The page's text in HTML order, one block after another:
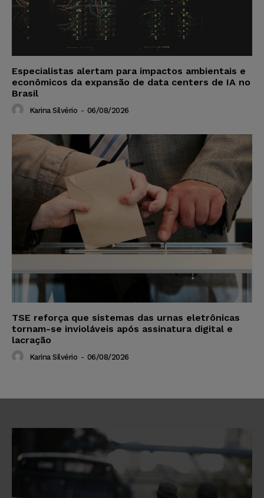
Especialistas alertam para impactos ambientais e
econômicos da expansão de data centers de IA no
Brasil
Karina Silvério - 06/08/2026
TSE reforça que sistemas das urnas eletrônicas
tornam-se invioláveis após assinatura digital e
lacração
Karina Silvério - 06/08/2026